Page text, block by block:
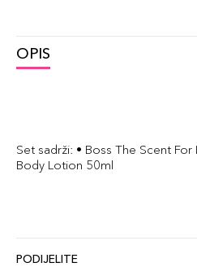
OPIS
Set sadrži: • Boss The Scent
Body Lotion 50ml
PODIJELITE